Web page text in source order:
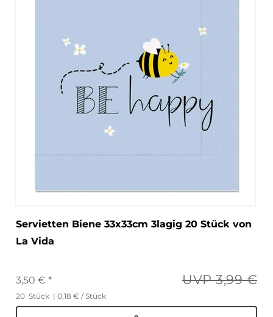
Servietten Biene 33x33cm 3lagig 20 Stück von
La Vida
UVP 3,99 €
3,50 € *
20 Stück | 0,18 € / Stück